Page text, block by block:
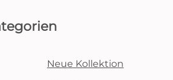
Neue Kollektion